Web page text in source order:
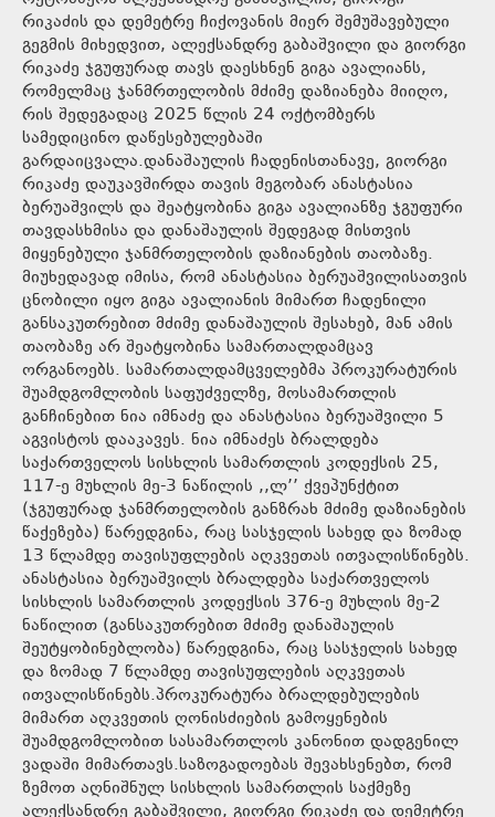
რიკაძის და დემეტრე ჩიქოვანის მიერ შემუშავებული
გეგმის მიხედვით, ალექსანდრე გაბაშვილი და გიორგი
რიკაძე ჯგუფურად თავს დაესხნენ გიგა ავალიანს,
რომელმაც ჯანმრთელობის მძიმე დაზიანება მიიღო,
რის შედეგადაც 2025 წლის 24 ოქტომბერს
სამედიცინო დაწესებულებაში
გარდაიცვალა.დანაშაულის ჩადენისთანავე, გიორგი
რიკაძე დაუკავშირდა თავის მეგობარ ანასტასია
ბერუაშვილს და შეატყობინა გიგა ავალიანზე ჯგუფური
თავდასხმისა და დანაშაულის შედეგად მისთვის
მიყენებული ჯანმრთელობის დაზიანების თაობაზე.
მიუხედავად იმისა, რომ ანასტასია ბერუაშვილისათვის
ცნობილი იყო გიგა ავალიანის მიმართ ჩადენილი
განსაკუთრებით მძიმე დანაშაულის შესახებ, მან ამის
თაობაზე არ შეატყობინა სამართალდამცავ
ორგანოებს. სამართალდამცველებმა პროკურატურის
შუამდგომლობის საფუძველზე, მოსამართლის
განჩინებით ნია იმნაძე და ანასტასია ბერუაშვილი 5
აგვისტოს დააკავეს. ნია იმნაძეს ბრალდება
საქართველოს სისხლის სამართლის კოდექსის 25,
117-ე მუხლის მე-3 ნაწილის ,,ლ’’ ქვეპუნქტით
(ჯგუფურად ჯანმრთელობის განზრახ მძიმე დაზიანების
წაქეზება) წარედგინა, რაც სასჯელის სახედ და ზომად
13 წლამდე თავისუფლების აღკვეთას ითვალისწინებს.
ანასტასია ბერუაშვილს ბრალდება საქართველოს
სისხლის სამართლის კოდექსის 376-ე მუხლის მე-2
ნაწილით (განსაკუთრებით მძიმე დანაშაულის
შეუტყობინებლობა) წარედგინა, რაც სასჯელის სახედ
და ზომად 7 წლამდე თავისუფლების აღკვეთას
ითვალისწინებს.პროკურატურა ბრალდებულების
მიმართ აღკვეთის ღონისძიების გამოყენების
შუამდგომლობით სასამართლოს კანონით დადგენილ
ვადაში მიმართავს.საზოგადოებას შევახსენებთ, რომ
ზემოთ აღნიშნულ სისხლის სამართლის საქმეზე